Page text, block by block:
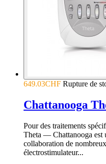
649.03CHF Rupture de
Chattanooga
Pour des traitements
Theta — Chattanooga est
collaboration de
électrostimulateur...